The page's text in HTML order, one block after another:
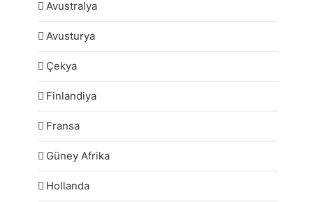
Avustralya
Avusturya
Çekya
Finlandiya
Fransa
Güney Afrika
Hollanda